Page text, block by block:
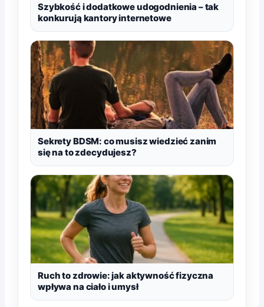
Szybkość i dodatkowe udogodnienia – tak
konkurują kantory internetowe
Sekrety BDSM: co musisz wiedzieć zanim
się na to zdecydujesz?
Ruch to zdrowie: jak aktywność fizyczna
wpływa na ciało i umysł